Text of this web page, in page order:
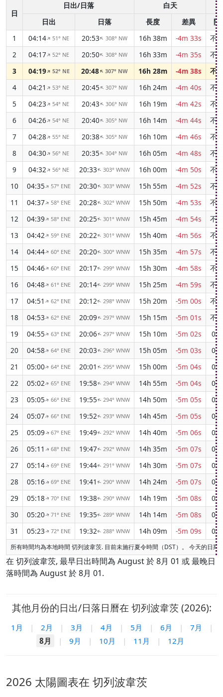
日
日出/日落 白天
日出
日落 長度 差異
開
1
04:14↑51° NE 20:53↑308° NW 16h 38m -4m 33s
不
2
04:17↑52° NE 20:50↑308° NW 16h 33m -4m 35s
不
3
04:19↑ 52° NE 20:48↑307° NW 16h 28m -4m 38s
不
4
04:21↑53° NE 20:45↑307° NW 16h 24m -4m 40s
不
5
04:23↑54° NE 20:43↑306° NW 16h 19m -4m 42s
不
6
04:26↑54° NE 20:40↑305° NW 16h 14m -4m 44s
不
7
04:28↑55° NE 20:38↑305° NW 16h 10m -4m 46s
不
8
04:30↑56° NE 20:35↑304° NW 16h 05m -4m 48s
不
9
04:32↑56° NE 20:33↑303° WNW 16h 00m -4m 50s
不
10
04:35↑57° ENE 20:30↑303° WNW 15h 55m -4m 52s
不
11
04:37↑58° ENE 20:28↑302° WNW 15h 50m -4m 53s
不
12
04:39↑58° ENE 20:25↑301° WNW 15h 45m -4m 54s
不
13
04:42↑59° ENE 20:22↑301° WNW 15h 40m -4m 56s
不
14
04:44↑60° ENE 20:20↑300° WNW 15h 35m -4m 57s
不
15
04:46↑60° ENE 20:17↑299° WNW 15h 30m -4m 58s
不
16
04:48↑61° ENE 20:14↑299° WNW 15h 25m -4m 59s
不
17
04:51 ↑62° ENE 20:12↑298° WNW 15h 20m -5m 00s
不
18
04:53↑62° ENE 20:09↑297° WNW 15h 15m -5m 01s
不
19
04:55↑63° ENE 20:06↑297° WNW 15h 10m -5m 02s
20
04:58↑64° ENE 20:03↑296° WNW 15h 05m -5m 03s
21
05:00↑64° ENE 20:01 ↑295° WNW 15h 00m -5m 04s
22
05:02↑65° ENE 19:58↑294° WNW 14h 55m -5m 04s
23
05:05↑66° ENE 19:55↑294° WNW 14h 50m -5m 05s
24
05:07↑66° ENE 19:52↑293° WNW 14h 45m -5m 05s
25
05:09↑67° ENE 19:49↑ 292° WNW 14h 40m -5m 06s
26
05:11 ↑68° ENE 19:47↑ 292° WNW 14h 35m -5m 07s
27
05:14↑69° ENE 19:44↑ 291° WNW 14h 30m -5m 07s
28
05:16↑69° ENE 19:41 ↑ 290° WNW 14h 24m -5m 07s
29
05:18↑70° ENE 19:38↑ 290° WNW 14h 19m -5m 08s
30
05:20↑71° ENE 19:35↑ 289° WNW 14h 14m -5m 08s
31
05:23↑72° ENE 19:32↑ 288° WNW 14h 09m -5m 09s
所有時間均為本地時間 切列波韋茨. 目前未施行夏令時間（DST）。 今天的日期
在 切列波韋茨, 最早日出時間為 August 於 8月 01 或 最晚日
落時間為 August 於 8月 01.
其他月份的日出/日落日曆在 切列波韋茨 (2026):
1月 | 2月 | 3月 | 4月 | 5月 | 6月 | 7月
|
8月
| 9月 | 10月 | 11月 | 12月
2026 太陽圖表在 切列波韋茨